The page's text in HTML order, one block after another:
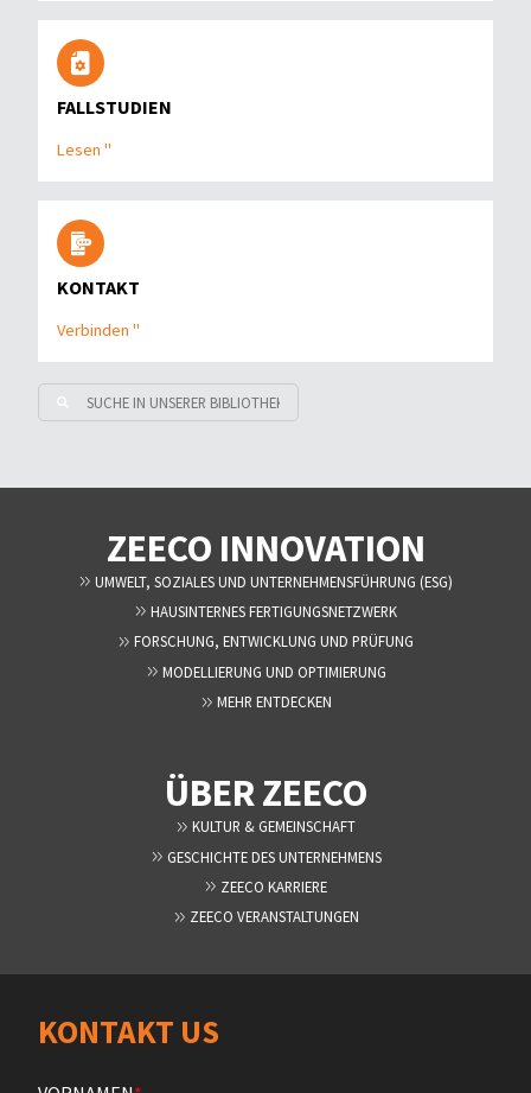
FALLSTUDIEN
Lesen "
KONTAKT
Verbinden "
ZEECO INNOVATION
UMWELT, SOZIALES UND UNTERNEHMENSFÜHRUNG (ESG)
HAUSINTERNES FERTIGUNGSNETZWERK
FORSCHUNG, ENTWICKLUNG UND PRÜFUNG
MODELLIERUNG UND OPTIMIERUNG
MEHR ENTDECKEN
ÜBER ZEECO
KULTUR & GEMEINSCHAFT
GESCHICHTE DES UNTERNEHMENS
ZEECO KARRIERE
ZEECO VERANSTALTUNGEN
KONTAKT US